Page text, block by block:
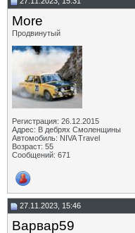
More
Продвинутый
Регистрация: 26.12.2015
Адрес: В дебрях Смоленщины
Автомобиль: NIVA Travel
Возраст: 55
Сообщений: 671
27.11.2023, 15:46
Варвар59